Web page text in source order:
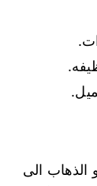
الذهاب الى